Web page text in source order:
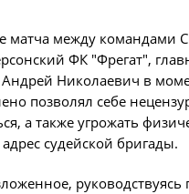
матча между командами
ФК "Фрегат",
Николаевич в
позволял себе
а также угрожать
судейской бригады.
руководствуясь